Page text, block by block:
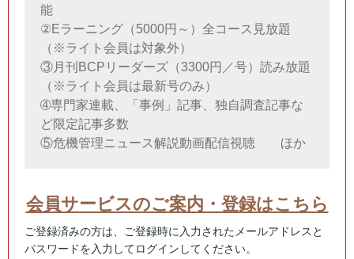
能
②Eラーニング（5000円～）全コース見放題
（※ライト会員は対象外）
③月刊BCPリーダーズ（3300円／号）読み放題
（※ライト会員は最新号のみ）
➃専門家連載、「事例」記事、独自調査記事な
ど限定記事多数
⑤危機管理ニュース解説動画配信視聴 ほか
会員サービスのご案内・登録はこちら
ご登録済みの方は、ご登録時に入力されたメールアドレスと
パスワードを入力してログインしてください。